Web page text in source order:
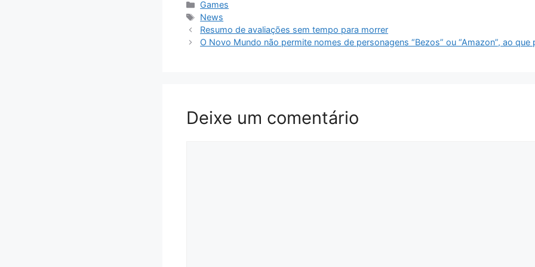
Categorias
Games
Tags
News
Resumo de avaliações sem tempo para morrer
O Novo Mundo não permite nomes de personagens “Bezos” ou “Amazon”, ao que
Deixe um comentário